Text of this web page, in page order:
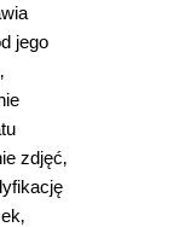
jego
zdjęć‚